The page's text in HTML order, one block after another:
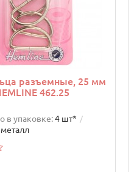
разъемные, 25 мм
462.25
в упаковке:4 шт*
металл